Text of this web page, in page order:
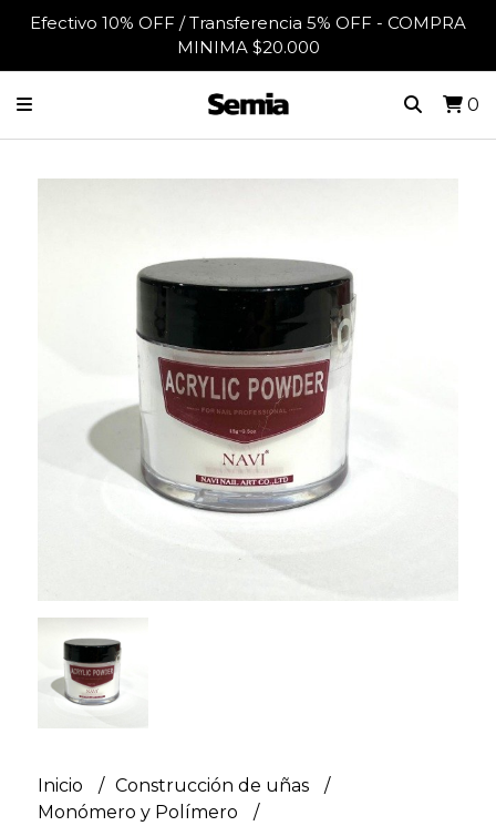
Efectivo 10% OFF / Transferencia 5% OFF - COMPRA
MINIMA $20.000
0
Inicio
Construcción de uñas
Monómero y Polímero